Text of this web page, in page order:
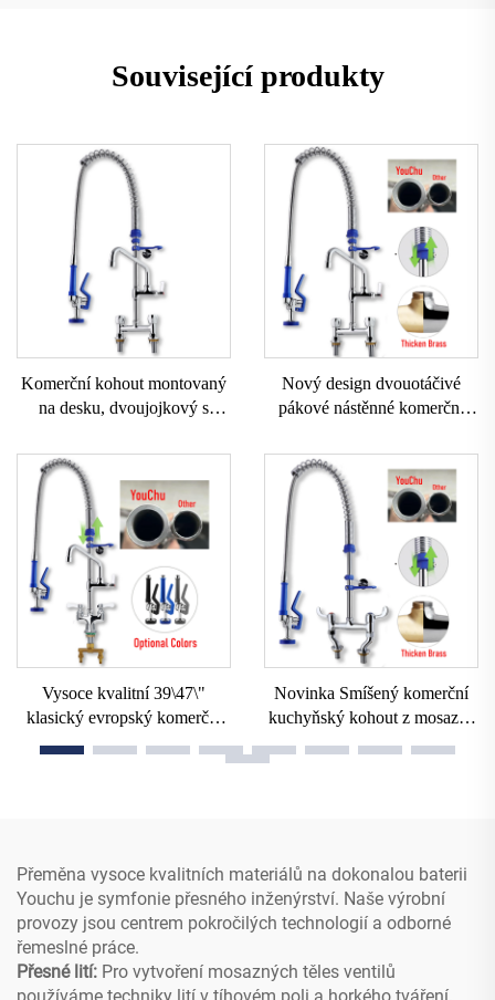
Související produkty
Komerční kohout montovaný
na desku, dvoujojkový s
předmycí kohout pro kuchyň,
snadná instalace, ovládací
kolečko, průmyslové hotely
Nový design dvouotáčivé
pákové nástěnné komerční
vysunovacím mechanismem,
moderní kohoutky z nerezové
oceli 304 + mosaz pro
kuchyňskou dřezu
Vysoce kvalitní 39\47\"
klasický evropský komerční
kuchyňský kohout s montáží
Novinka Smíšený komerční
kuchyňský kohout z mosazi a
nerezové oceli Vysouvací
Přeměna vysoce kvalitních materiálů na dokonalou baterii
Youchu je symfonie přesného inženýrství. Naše výrobní
provozy jsou centrem pokročilých technologií a odborné
řemeslné práce.
Přesné lití: Pro vytvoření mosazných těles ventilů